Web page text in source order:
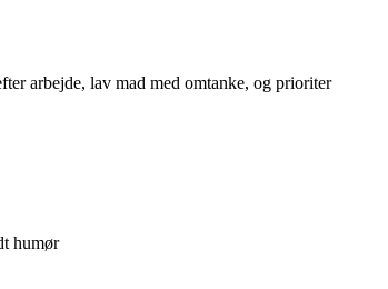
arbejde, lav mad med omtanke, og prioriter
humør